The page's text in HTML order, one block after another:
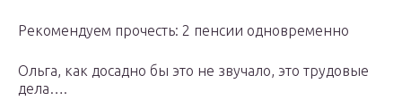
Рекомендуем прочесть: 2 пенсии одновременно
Ольга, как досадно бы это не звучало, это трудовые
дела….